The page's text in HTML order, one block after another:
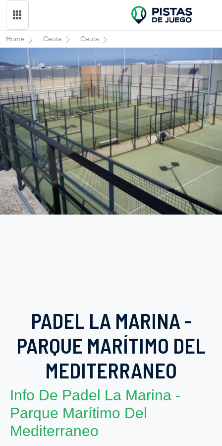
Home Ceuta Ceuta Padel La Marina - Parque
PADEL LA MARINA -
PARQUE MARÍTIMO DEL
MEDITERRANEO
Info De Padel La Marina -
Parque Marítimo Del
Mediterraneo